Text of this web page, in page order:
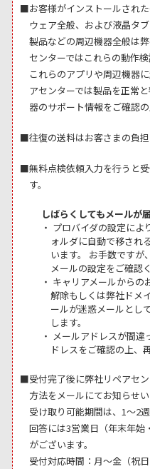
■お客様がインストールされ
ウェア全般、および液晶タ
製品などの周辺機器全般は
センターではこれらの動作検
これらのアプリや周辺機器
アセンターでは製品を正常
器のサポート情報をご確認
■往復の送料はお客さまの負担
■無料点検依頼入力を行うと
す。
しばらくしてもメールが
・ プロバイダの設定に
ォルダに自動で移され
います。 お手数ですが
メールの設定をご確認
・ キャリアメールから
解除もしくは弊社ドメ
ールが迷惑メールとし
します。
・ メールアドレスが間
ドレスをご確認の上、
■受付完了後に弊社リペアセ
方法をメールにてお知らせい
受け取り可能期間は、1～2
回答には3営業日（年末年
がございます。
受付対応時間：月～金（祝